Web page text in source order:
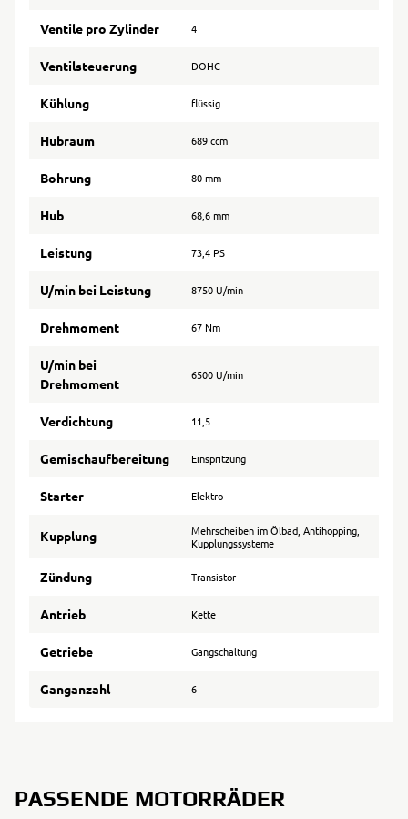
Ventile pro Zylinder 4
Ventilsteuerung DOHC
Kühlung flüssig
Hubraum 689 ccm
Bohrung 80 mm
Hub 68,6 mm
Leistung 73,4 PS
U/min bei Leistung 8750 U/min
Drehmoment 67 Nm
U/min bei
Drehmoment
6500 U/min
Verdichtung 11,5
Gemischaufbereitung Einspritzung
Starter Elektro
Kupplung
Mehrscheiben im Ölbad, Antihopping,
Kupplungssysteme
Zündung Transistor
Antrieb Kette
Getriebe Gangschaltung
Ganganzahl 6
PASSENDE MOTORRÄDER